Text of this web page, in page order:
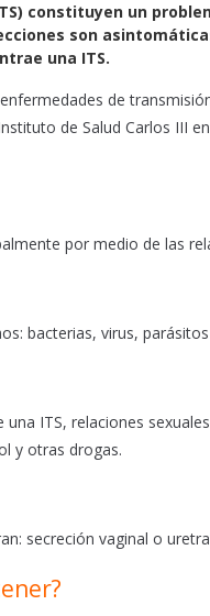
constituyen un
son
una ITS.
de
de Salud Carlos III
por medio de las
bacterias, virus,
ITS, relaciones
y otras drogas.
secreción vaginal o